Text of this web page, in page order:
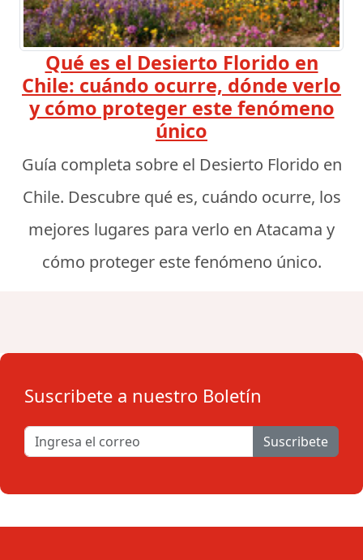
Qué es el Desierto Florido en
Chile: cuándo ocurre, dónde verlo
y cómo proteger este fenómeno
único
Guía completa sobre el Desierto Florido en
Chile. Descubre qué es, cuándo ocurre, los
mejores lugares para verlo en Atacama y
cómo proteger este fenómeno único.
Suscribete a nuestro Boletín
Suscribete